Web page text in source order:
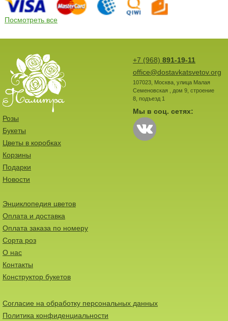
Посмотреть все
+7 (968) 891-19-11
office@dostavkatsvetov.org
107023, Москва, улица Малая
Семеновская , дом 9, строение
8, подъезд 1
Мы в соц. сетях:
Розы
Букеты
Цветы в коробках
Корзины
Подарки
Новости
Энциклопедия цветов
Оплата и доставка
Оплата заказа по номеру
Сорта роз
О нас
Контакты
Конструктор букетов
Согласие на обработку персональных данных
Политика конфиденциальности